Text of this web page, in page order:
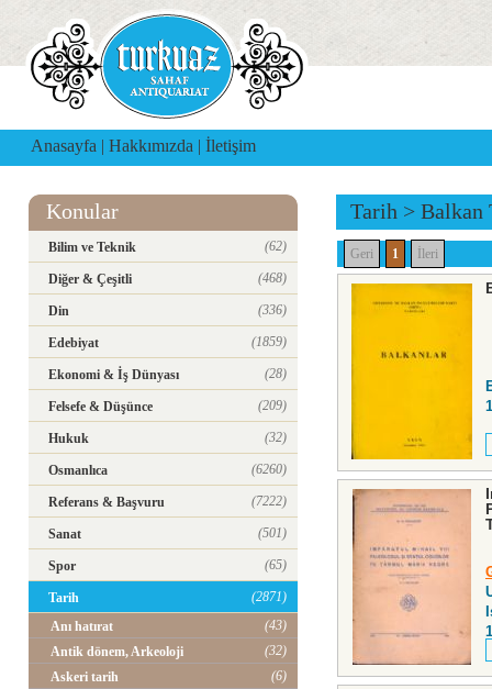
Anasayfa | Hakkımızda | İletişim
Konular
Bilim ve Teknik (62)
Diğer & Çeşitli (468)
Din (336)
Edebiyat (1859)
Ekonomi & İş Dünyası (28)
Felsefe & Düşünce (209)
Hukuk (32)
Osmanlıca (6260)
Referans & Başvuru (7222)
Sanat (501)
Spor (65)
Tarih
(2871)
Anı hatırat
(43)
Antik dönem, Arkeoloji
(32)
Askeri tarih
(6)
Tarih > Balkan
Geri 1 İleri